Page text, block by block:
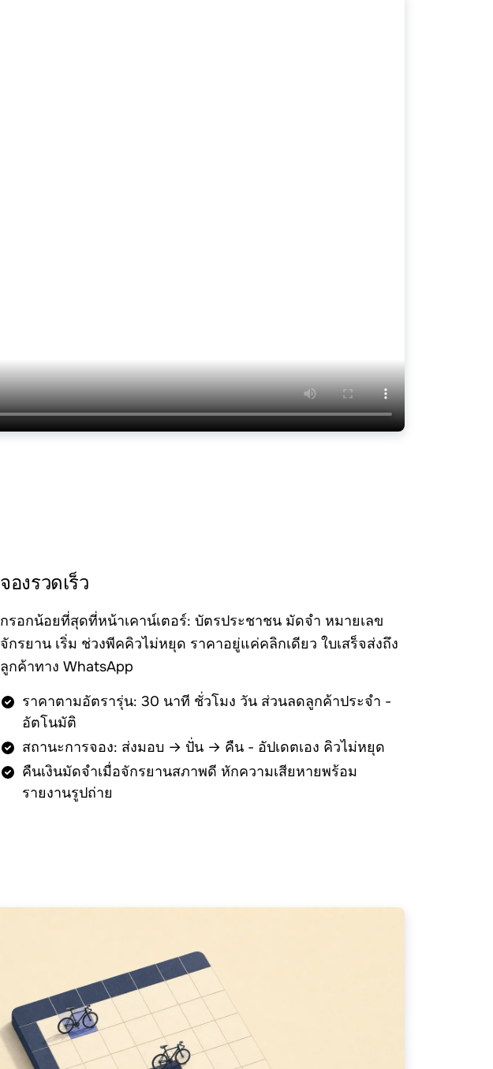
จองรวดเร็ว
กรอกน้อยที่สุดที่หน้าเคาน์เตอร์: บัตรประชาชน มัดจำ หมายเลข
จักรยาน เริ่ม ช่วงพีคคิวไม่หยุด ราคาอยู่แค่คลิกเดียว ใบเสร็จส่งถึง
ลูกค้าทาง WhatsApp
ราคาตามอัตรารุ่น: 30 นาที ชั่วโมง วัน ส่วนลดลูกค้าประจำ -
อัตโนมัติ
สถานะการจอง: ส่งมอบ → ปั่น → คืน - อัปเดตเอง คิวไม่หยุด
คืนเงินมัดจำเมื่อจักรยานสภาพดี หักความเสียหายพร้อม
รายงานรูปถ่าย